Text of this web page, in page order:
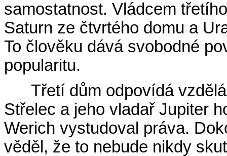
samostatnost. Vládcem
Saturn ze čtvrtého domu a
To člověku dává svobodné
popularitu.
Třetí dům odpovídá
Střelec a jeho vladař Jupiter
Werich vystudoval práva.
věděl, že to nebude nikdy